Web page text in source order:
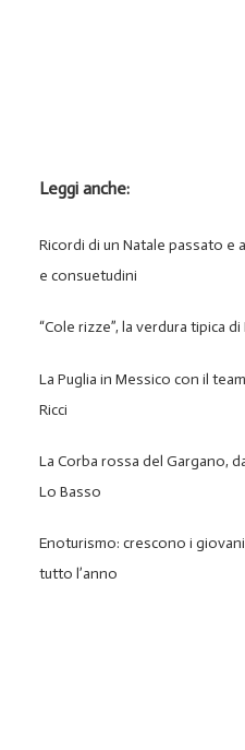
Leggi anche:
Ricordi di un Natale passato e
e consuetudini
“Cole rizze”, la verdura tipica
La Puglia in Messico con il
Ricci
La Corba rossa del Gargano,
Lo Basso
Enoturismo: crescono i
tutto l’anno